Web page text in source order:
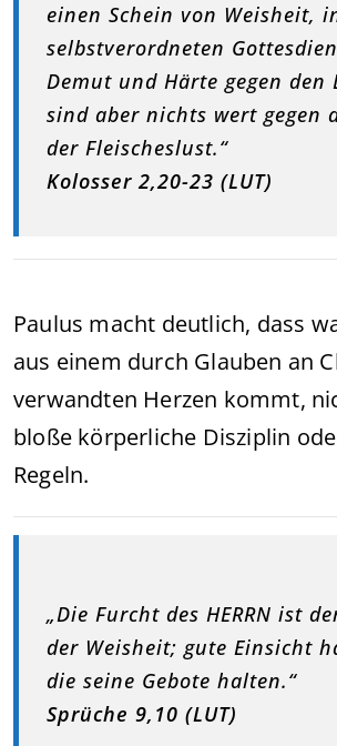
einen Schein von Weisheit,
selbstverordneten
Demut und Härte gegen den
sind aber nichts wert gegen
der Fleischeslust.“
Kolosser 2,20-23 (LUT)
Paulus macht deutlich, dass
aus einem durch Glauben an
verwandten Herzen kommt,
bloße körperliche Disziplin
Regeln.
„Die Furcht des HERRN ist
der Weisheit; gute Einsicht
die seine Gebote halten.“
Sprüche 9,10 (LUT)